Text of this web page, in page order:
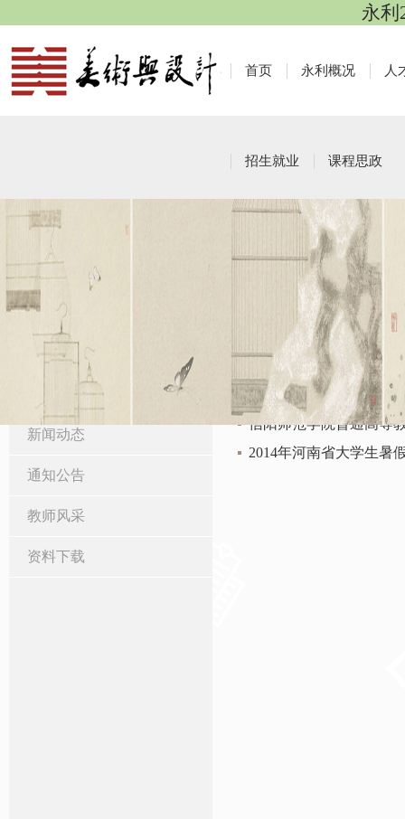
永利
首页 永利概况 人
招生就业 课程思政
栏目导航
新闻动态
通知公告
教师风采
资料下载
资料下载
信阳师范学院普通高等
2014年河南省大学生暑